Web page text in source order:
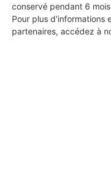
conservé pendant 6
Pour plus d'informations
partenaires, accédez à